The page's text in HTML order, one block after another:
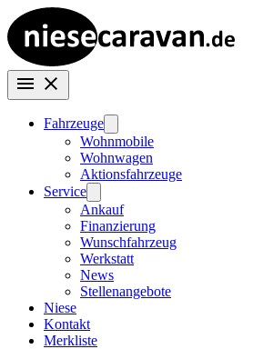
Fahrzeuge
Wohnmobile
Wohnwagen
Aktionsfahrzeuge
Service
Ankauf
Finanzierung
Wunschfahrzeug
Werkstatt
News
Stellenangebote
Niese
Kontakt
Merkliste